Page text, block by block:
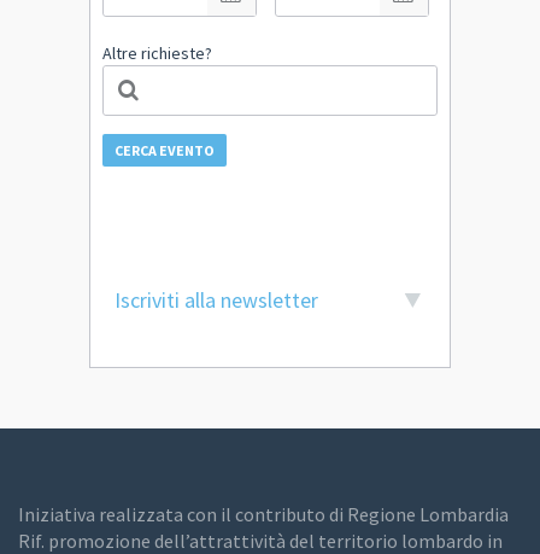
Altre richieste?
CERCA EVENTO
Iscriviti alla newsletter
Iniziativa realizzata con il contributo di Regione Lombardia
Rif. promozione dell’attrattività del territorio lombardo in